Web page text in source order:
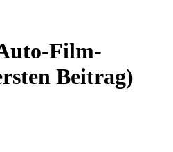
Film-
Beitrag)